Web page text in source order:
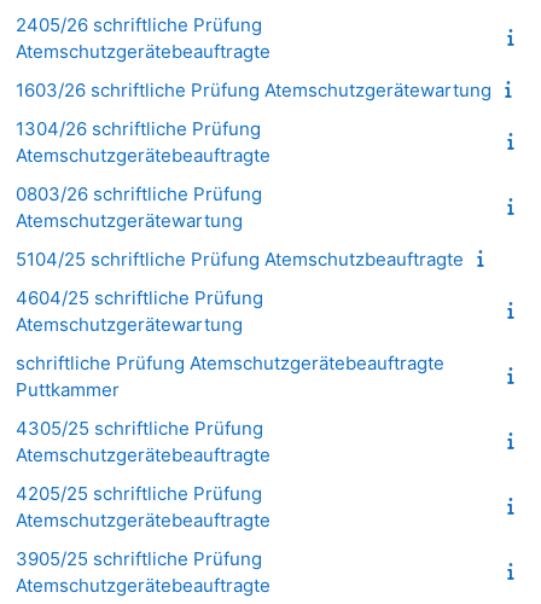
2405/26 schriftliche Prüfung
Atemschutzgerätebeauftragte
1603/26 schriftliche Prüfung Atemschutzgerätewartung
1304/26 schriftliche Prüfung
Atemschutzgerätebeauftragte
0803/26 schriftliche Prüfung
Atemschutzgerätewartung
5104/25 schriftliche Prüfung Atemschutzbeauftragte
4604/25 schriftliche Prüfung
Atemschutzgerätewartung
schriftliche Prüfung Atemschutzgerätebeauftragte
Puttkammer
4305/25 schriftliche Prüfung
Atemschutzgerätebeauftragte
4205/25 schriftliche Prüfung
Atemschutzgerätebeauftragte
3905/25 schriftliche Prüfung
Atemschutzgerätebeauftragte